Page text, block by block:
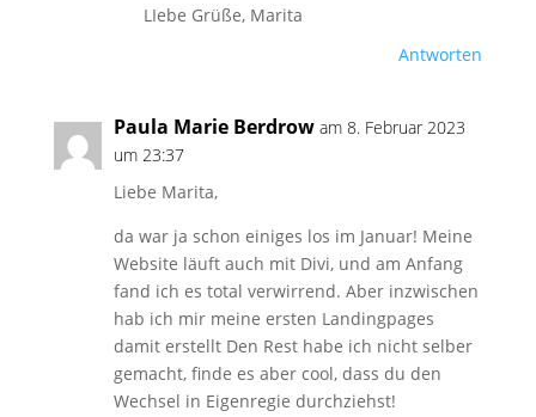
LIebe Grüße, Marita
Antworten
Paula Marie Berdrow am 8. Februar 2023
um 23:37
Liebe Marita,
da war ja schon einiges los im Januar! Meine
Website läuft auch mit Divi, und am Anfang
fand ich es total verwirrend. Aber inzwischen
hab ich mir meine ersten Landingpages
damit erstellt Den Rest habe ich nicht selber
gemacht, finde es aber cool, dass du den
Wechsel in Eigenregie durchziehst!